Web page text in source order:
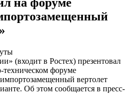
(входит в Ростех) презентовал
форуме
вертолет
Об этом сообщается в пресс-